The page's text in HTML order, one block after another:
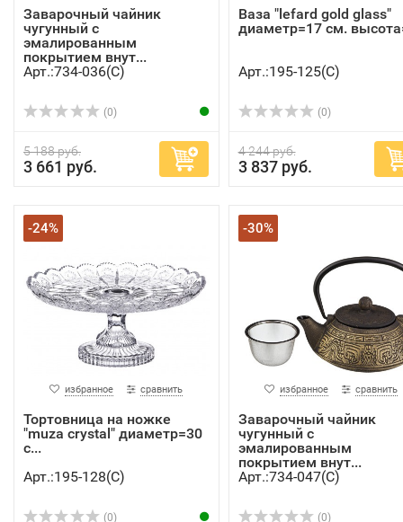
Заварочный чайник
чугунный с
эмалированным
покрытием внут...
Арт.:734-036(C)
(0)
5 188 руб.
3 661 руб.
Ваза "lefard gold glass"
диаметр=17 см.
Арт.:195-125(C)
(0)
4 244 руб.
3 837 руб.
-24%
избранное сравнить
Тортовница на ножке
"muza crystal" диаметр=30
с...
Арт.:195-128(C)
(0)
-30%
избранное сравнить
Заварочный чайник
чугунный с
эмалированным
покрытием внут...
Арт.:734-047(C)
(0)